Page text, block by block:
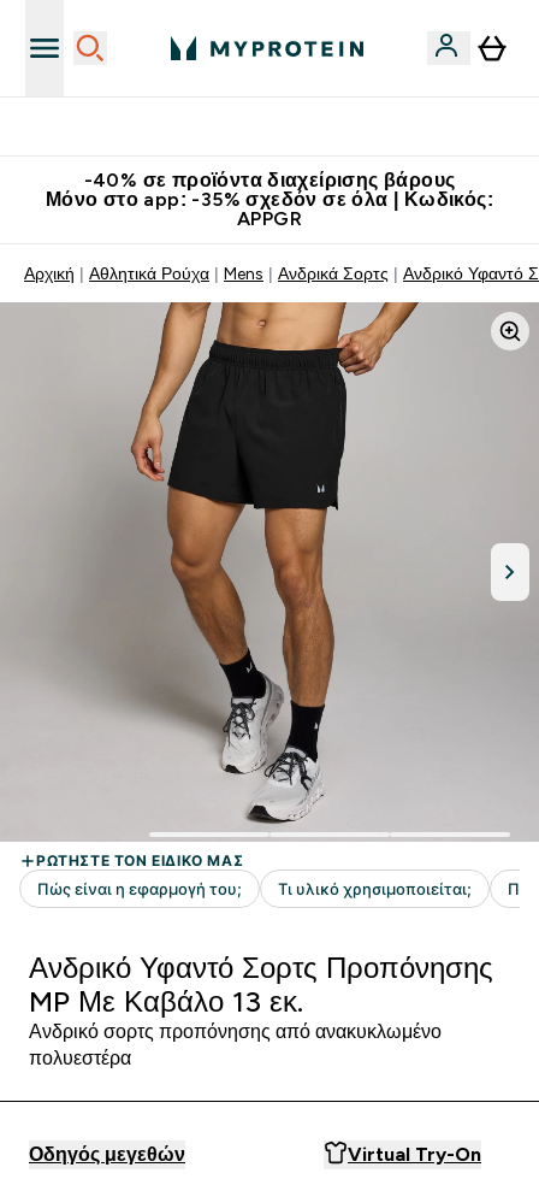
-40% σε προϊόντα διαχείρισης βάρους
Μόνο στο app: -35% σχεδόν σε όλα | Κωδικός:
APPGR
Αρχική Αθλητικά Ρούχα Mens Ανδρικά Σορτς Ανδρικό Υφαντό
Ανδρικό Υφαντό Σορτς Προπόνησης
MP Με Καβάλο 13 εκ.
Ανδρικό σορτς προπόνησης από ανακυκλωμένο
πολυεστέρα
Οδηγός μεγεθών Virtual Try-On